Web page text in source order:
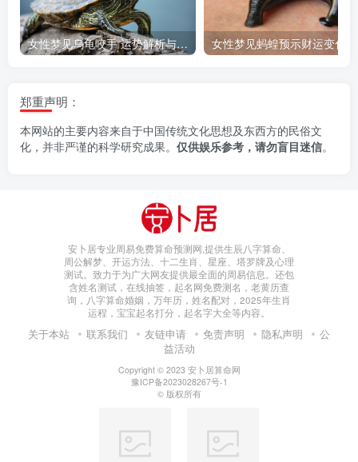
女性梦见乌龟咬手 运势解析与预兆 女性梦见蚂蝗预示财运变化
郑重声明：
本网站的主要内容来自于中国传统文化思想及东西方的民俗文
化，并非严谨的科学研究成果。 仅供娱乐参考，请勿盲目迷信。
安卜居专业周易免费算命预测网,提供生辰八字算命、
周公解梦、开运方法、十二生肖、星座、塔罗牌及心理
测试。致力于为广大网友提供最全面的周易信息。还包
含姓名测试，在线抽签，起名网免费测名，老黄历查
询，八字算命婚姻，万年历，姓名配对，2025年生肖
运程，宝宝起名打分，起名字大全等内容。
关于本站 联系我们 友链申请 免责声明 隐私声明
公
益活动
Copyright © 2023 安卜居算命网
豫ICP备2023028267号-1
© 版权所有